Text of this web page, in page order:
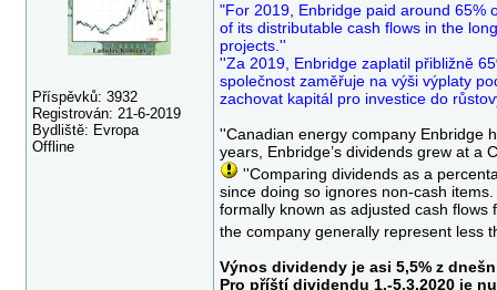
Příspěvků: 3932
Registrován: 21-6-2019
Bydliště: Evropa
Offline
"For 2019, Enbridge paid around 65%
of its distributable cash flows in the
projects.''
''Za 2019, Enbridge zaplatil přibližně
společnost zaměřuje na výši výplaty
zachovat kapitál pro investice do
''Canadian energy company Enbridge
years, Enbridge’s dividends grew at a
''Comparing dividends as a
since doing so ignores non-cash
formally known as adjusted cash flows
the company generally represent less
Výnos dividendy je asi 5,5% z
Pro příští dividendu 1.-5.3.2020 je